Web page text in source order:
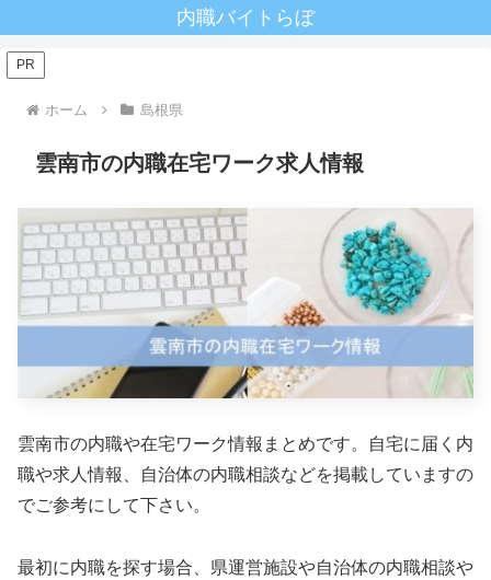
内職バイトらぼ
PR
ホーム 島根県
雲南市の内職在宅ワーク求人情報
雲南市の内職や在宅ワーク情報まとめです。自宅に届く内
職や求人情報、自治体の内職相談などを掲載していますの
でご参考にして下さい。
最初に内職を探す場合、県運営施設や自治体の内職相談や